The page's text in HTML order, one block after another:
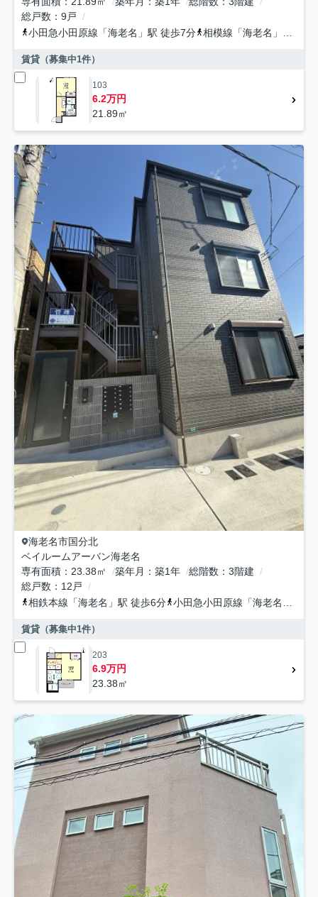
総戸数
9戸
小田急小田原線 「海老名 」駅 徒歩7分 相模線 「海老名 」駅 徒歩7分
賃貸（募集中1件）
103
6.2万円
21.89㎡
海老名市国分北
ベイルームアーバン海老名
専有面積
23.38㎡ 築年月 築1年 総階数
3階建
総戸数
12戸
相鉄本線 「海老名 」駅 徒歩6分 小田急小田原線 「海老名
賃貸（募集中1件）
203
6.9万円
23.38㎡